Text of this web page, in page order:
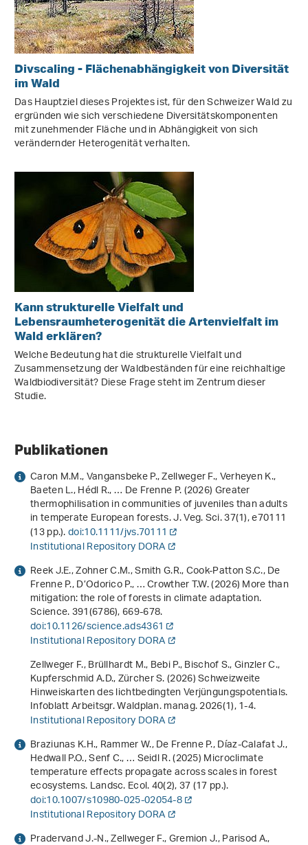
Divscaling - Flächenabhängigkeit von Diversität
im Wald
Das Hauptziel dieses Projektes ist, für den Schweizer Wald zu
ergründen wie sich verschiedene Diversitätskomponenten
mit zunehmender Fläche und in Abhängigkeit von sich
verändernder Heterogenität verhalten.
Kann strukturelle Vielfalt und
Lebensraumheterogenität die Artenvielfalt im
Wald erklären?
Welche Bedeutung hat die strukturelle Vielfalt und
Zusammensetzung der Waldbeständen für eine reichhaltige
Waldbiodiversität? Diese Frage steht im Zentrum dieser
Studie.
Publikationen
Caron M.M., Vangansbeke P., Zellweger F., Verheyen K.,
Baeten L., Hédl R., … De Frenne P. (2026) Greater
thermophilisation in communities of juveniles than adults
in temperate European forests. J. Veg. Sci.37(1), e70111
(13 pp.).doi:10.1111/jvs.70111
Institutional Repository DORA
Reek J.E., Zohner C.M., Smith G.R., Cook-Patton S.C., De
Frenne P., D’Odorico P., … Crowther T.W. (2026) More than
mitigation: the role of forests in climate adaptation.
Science.391(6786), 669-678.
doi:10.1126/science.ads4361
Institutional Repository DORA
Zellweger F., Brüllhardt M., Bebi P., Bischof S., Ginzler C.,
Kupferschmid A.D., Zürcher S. (2026) Schweizweite
Hinweiskarten des lichtbedingten Verjüngungspotentials.
Infoblatt Arbeitsgr. Waldplan. manag.2026(1), 1-4.
Institutional Repository DORA
Braziunas K.H., Rammer W., De Frenne P., Díaz-Calafat J.,
Hedwall P.O., Senf C., … Seidl R. (2025) Microclimate
temperature effects propagate across scales in forest
ecosystems. Landsc. Ecol.40(2), 37 (17 pp.).
doi:10.1007/s10980-025-02054-8
Institutional Repository DORA
Pradervand J.‐N., Zellweger F., Gremion J., Parisod A.,